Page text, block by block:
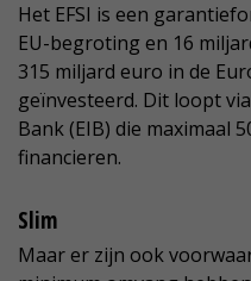
Het EFSI is een
EU-begroting en 16
315 miljard euro in de
geïnvesteerd. Dit loopt
Bank (EIB) die maximaal
financieren.
Slim
Maar er zijn ook